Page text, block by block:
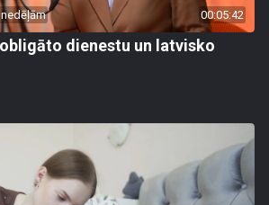
00:05:42
dienestu un latvisko